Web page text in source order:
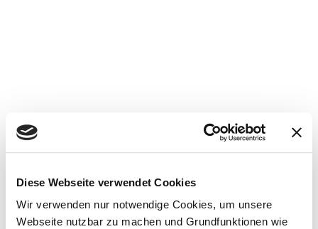
Diese Webseite verwendet Cookies
Wir verwenden nur notwendige Cookies, um unsere
Webseite nutzbar zu machen und Grundfunktionen wie